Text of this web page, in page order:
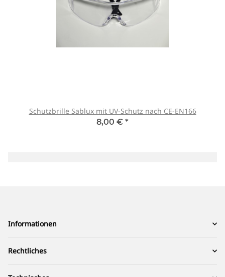
Schutzbrille Sablux mit UV-Schutz nach CE-EN166
8,00 € *
Informationen
Rechtliches